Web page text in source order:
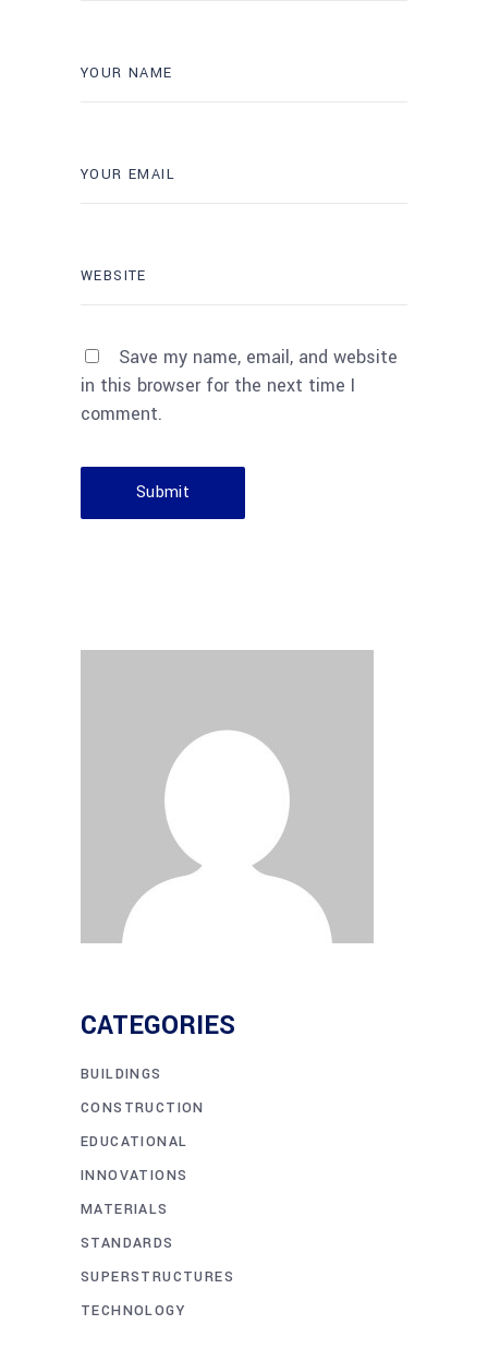
Save my name, email, and website
in this browser for the next time I
comment.
Submit
CATEGORIES
BUILDINGS
CONSTRUCTION
EDUCATIONAL
INNOVATIONS
MATERIALS
STANDARDS
SUPERSTRUCTURES
TECHNOLOGY